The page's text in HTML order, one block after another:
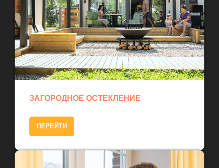
ЗАГОРОДНОЕ ОСТЕКЛЕНИЕ
ПЕРЕЙТИ